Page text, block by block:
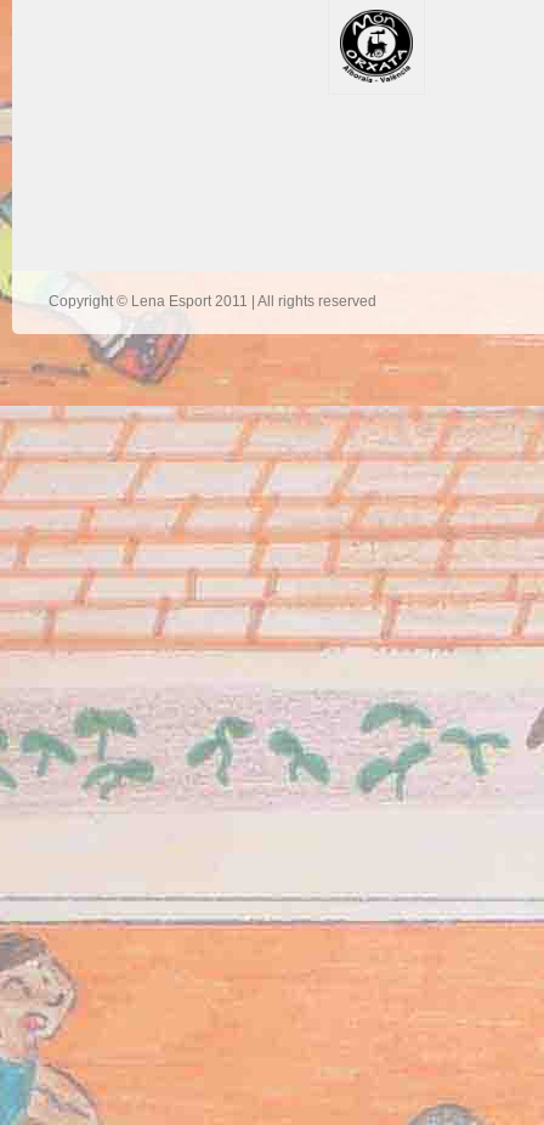
Copyright © Lena Esport 2011 | All rights reserved